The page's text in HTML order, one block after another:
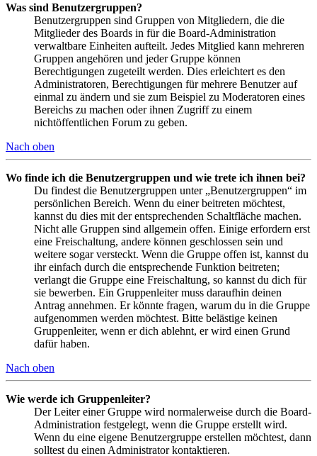
Was sind Benutzergruppen?
Benutzergruppen sind Gruppen von Mitgliedern, die die
Mitglieder des Boards in für die Board-Administration
verwaltbare Einheiten aufteilt. Jedes Mitglied kann mehreren
Gruppen angehören und jeder Gruppe können
Berechtigungen zugeteilt werden. Dies erleichtert es den
Administratoren, Berechtigungen für mehrere Benutzer auf
einmal zu ändern und sie zum Beispiel zu Moderatoren eines
Bereichs zu machen oder ihnen Zugriff zu einem
nichtöffentlichen Forum zu geben.
Nach oben
Wo finde ich die Benutzergruppen und wie trete ich ihnen bei?
Du findest die Benutzergruppen unter „Benutzergruppen“ im
persönlichen Bereich. Wenn du einer beitreten möchtest,
kannst du dies mit der entsprechenden Schaltfläche machen.
Nicht alle Gruppen sind allgemein offen. Einige erfordern erst
eine Freischaltung, andere können geschlossen sein und
weitere sogar versteckt. Wenn die Gruppe offen ist, kannst du
ihr einfach durch die entsprechende Funktion beitreten;
verlangt die Gruppe eine Freischaltung, so kannst du dich für
sie bewerben. Ein Gruppenleiter muss daraufhin deinen
Antrag annehmen. Er könnte fragen, warum du in die Gruppe
aufgenommen werden möchtest. Bitte belästige keinen
Gruppenleiter, wenn er dich ablehnt, er wird einen Grund
dafür haben.
Nach oben
Wie werde ich Gruppenleiter?
Der Leiter einer Gruppe wird normalerweise durch die Board-
Administration festgelegt, wenn die Gruppe erstellt wird.
Wenn du eine eigene Benutzergruppe erstellen möchtest, dann
solltest du einen Administrator kontaktieren.